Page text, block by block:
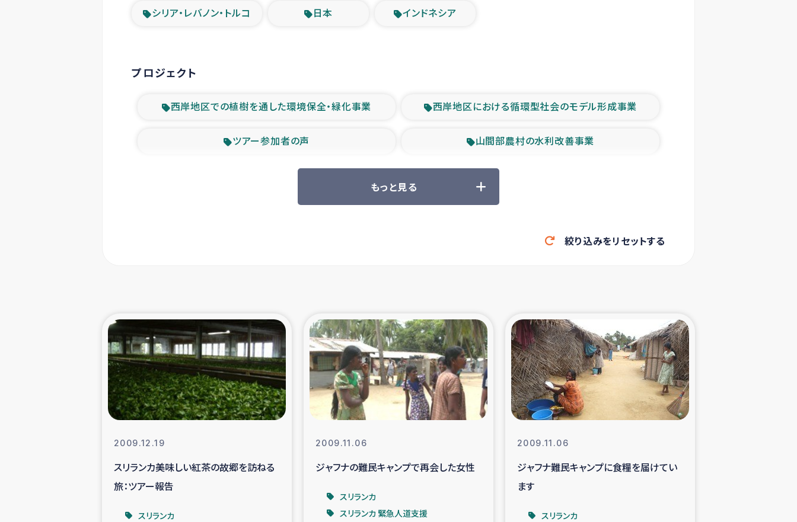
シリア・レバノン・トルコ 日本 インドネシア
プロジェクト
西岸地区での植樹を通した環境保全・緑化事業 西岸地区における循環型社会のモデル形成事業
ツアー参加者の声 山間部農村の水利改善事業
緊急救援の時代 森林保全型農業の支援事業
東ティモール豪雨緊急支援 大雨による洪水被災者支援
シリア国内避難民・帰還民の生活再建支援
スリランカ 緊急人道支援 スリランカ南部洪水被災者支援
スリランカの南北女性をつなぐサリー・リサイクル・プロジ
ェクト
復興支援事業
ガザ人道支援 令和6年能登半島地震 緊急支援
国内避難民への物資配付および教育支援
もっと見る
絞り込みをリセットする
2009.12.19
スリランカ美味しい紅茶の故郷を訪ねる
旅：ツアー報告
スリランカ
2009.11.06
ジャフナの難民キャンプで再会した女性
スリランカ
スリランカ 緊急人道支援
2009.11.06
ジャフナ難民キャンプに食糧を届けてい
ます
スリランカ